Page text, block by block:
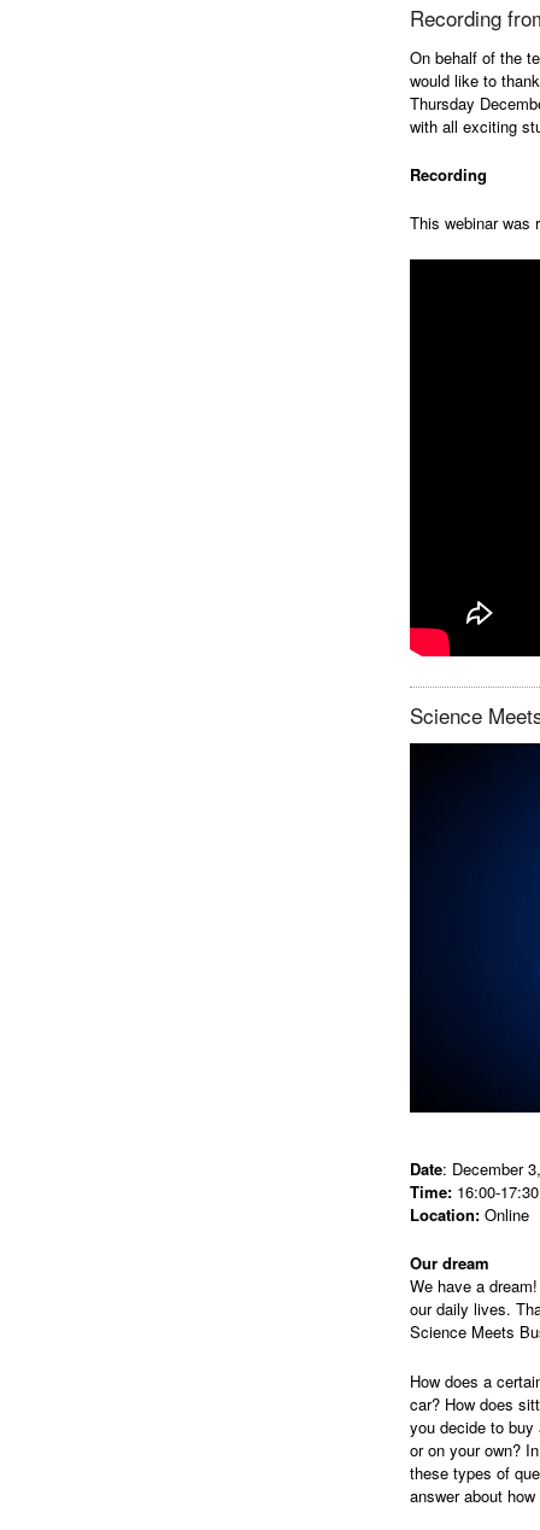
Recording
On behalf of the
would like to
Thursday
with all exciting
Recording
This webinar was
Science
Date: December
Time: 16:00-
Location: Online
Our dream
We have a
our daily lives.
Science Meets
How does a
car? How does
you decide to
or on your own?
these types of
answer about